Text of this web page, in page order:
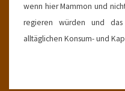
wenn hier Mammon und
regieren würden und
alltäglichen Konsum- und